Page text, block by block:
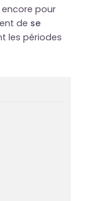
encore pour
de se
les périodes